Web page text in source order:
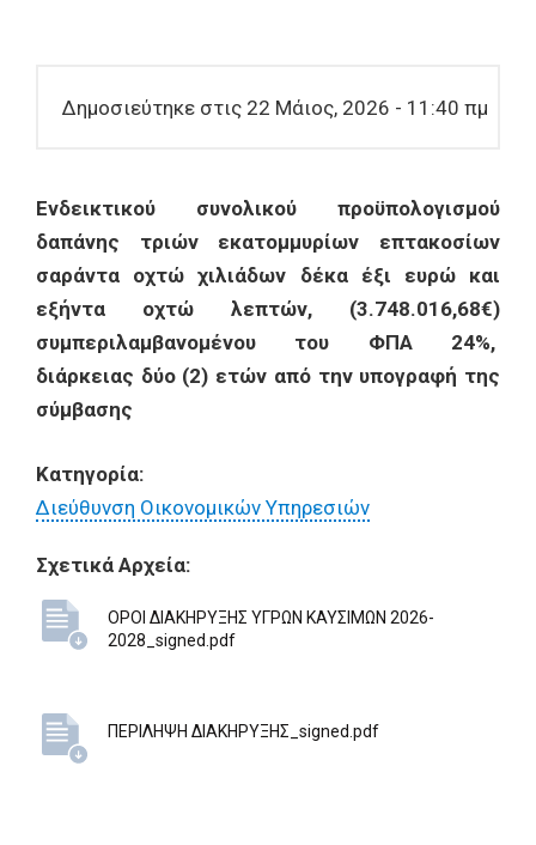
Δημοσιεύτηκε στις 22 Μάιος, 2026 - 11:40 πμ
Ενδεικτικού συνολικού προϋπολογισμού
δαπάνης τριών εκατομμυρίων επτακοσίων
σαράντα οχτώ χιλιάδων δέκα έξι ευρώ και
εξήντα οχτώ λεπτών, (3.748.016,68€)
συμπεριλαμβανομένου του ΦΠΑ 24%,
διάρκειας δύο (2) ετών από την υπογραφή της
σύμβασης
Κατηγορία:
Διεύθυνση Οικονομικών Υπηρεσιών
Σχετικά Αρχεία:
ΟΡΟΙ ΔΙΑΚΗΡΥΞΗΣ ΥΓΡΩΝ ΚΑΥΣΙΜΩΝ 2026-
2028_signed.pdf
ΠΕΡΙΛΗΨΗ ΔΙΑΚΗΡΥΞΗΣ_signed.pdf